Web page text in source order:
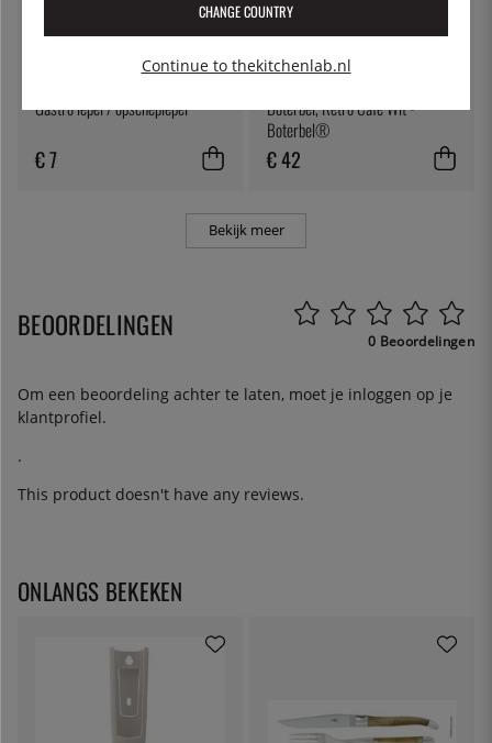
Gastro lepel / opscheplepel
€ 7
Boterbel, Retro Café Wit -
Boterbel®
€ 42
Bekijk meer
BEOORDELINGEN 0 Beoordelingen
Om een beoordeling achter te laten, moet je inloggen op je
klantprofiel.
.
This product doesn't have any reviews.
ONLANGS BEKEKEN
CHANGE COUNTRY
Continue to thekitchenlab.nl